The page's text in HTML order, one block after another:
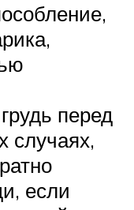
перед
случаях,
если